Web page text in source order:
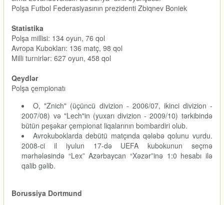
Polşa Futbol Federasiyasının prezidenti Zbiqnev Boniek
Statistika
Polşa millisi: 134 oyun, 76 qol
Avropa Kubokları: 136 matç, 98 qol
Milli turnirlər: 627 oyun, 458 qol
Qeydlər
Polşa çempionatı
O, "Znich" (üçüncü divizion - 2006/07, ikinci divizion -
2007/08) və "Lech"in (yuxarı divizion - 2009/10) tərkibində
bütün peşəkar çempionat liqalarının bombardiri olub.
Avrokuboklarda debütü matçında qələbə qolunu vurdu.
2008-ci il iyulun 17-də UEFA kubokunun seçmə
mərhələsində “Lex” Azərbaycan “Xəzər”inə 1:0 hesabı ilə
qalib gəlib.
Borussiya Dortmund